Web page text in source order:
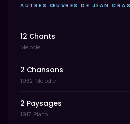
AUTRES ŒUVRES DE JEAN CRAS
12 Chants
Melodie
2 Chansons
1932 · Melodie
2 Paysages
1917 · Piano